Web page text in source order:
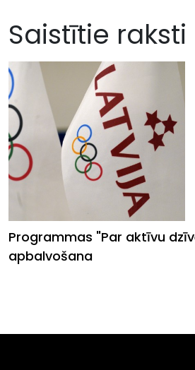
Saistītie raksti
Programmas "Par aktīvu
apbalvošana